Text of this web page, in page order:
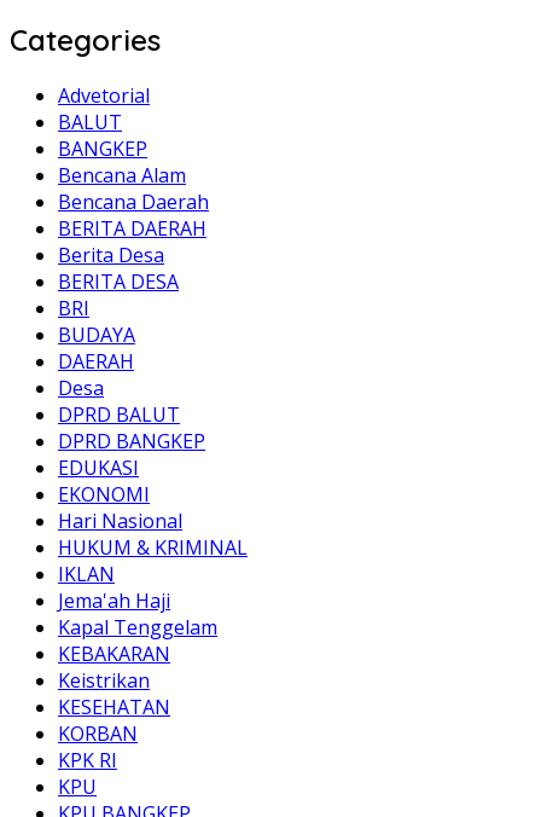
Categories
Advetorial
BALUT
BANGKEP
Bencana Alam
Bencana Daerah
BERITA DAERAH
Berita Desa
BERITA DESA
BRI
BUDAYA
DAERAH
Desa
DPRD BALUT
DPRD BANGKEP
EDUKASI
EKONOMI
Hari Nasional
HUKUM & KRIMINAL
IKLAN
Jema'ah Haji
Kapal Tenggelam
KEBAKARAN
Keistrikan
KESEHATAN
KORBAN
KPK RI
KPU